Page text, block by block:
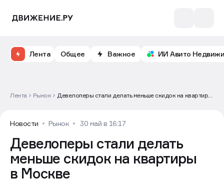
Лента Общее Важное ИИ Авито
Лента Рынок
Девелоперы стали делать меньше скидок на квартиры
Новости Рынок 30 май в 16:17
Девелоперы стали делать
меньше скидок на квартиры
в Москве